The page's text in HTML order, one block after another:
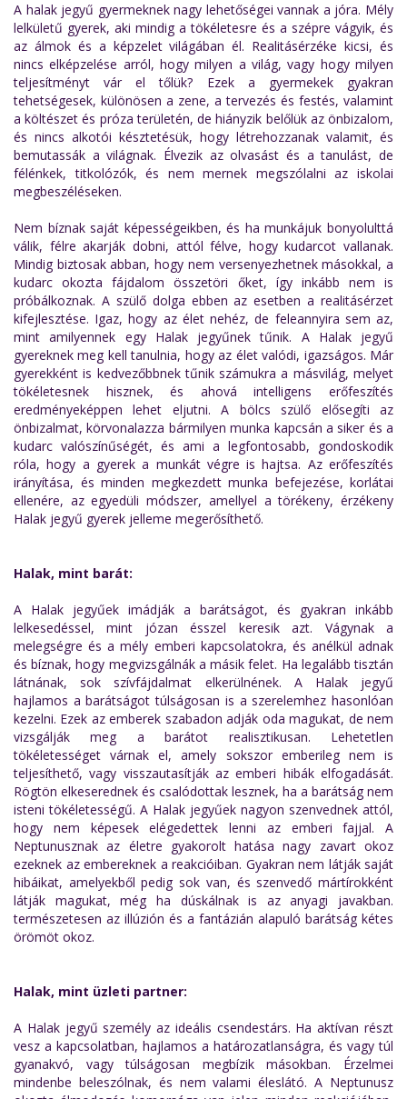
A halak jegyű gyermeknek nagy lehetőségei vannak a jóra. Mély
lelkületű gyerek, aki mindig a tökéletesre és a szépre vágyik, és
az álmok és a képzelet világában él. Realitásérzéke kicsi, és
nincs elképzelése arról, hogy milyen a világ, vagy hogy milyen
teljesítményt vár el tőlük? Ezek a gyermekek gyakran
tehetségesek, különösen a zene, a tervezés és festés, valamint
a költészet és próza területén, de hiányzik belőlük az önbizalom,
és nincs alkotói késztetésük, hogy létrehozzanak valamit, és
bemutassák a világnak. Élvezik az olvasást és a tanulást, de
félénkek, titkolózók, és nem mernek megszólalni az iskolai
megbeszéléseken.
Nem bíznak saját képességeikben, és ha munkájuk bonyolulttá
válik, félre akarják dobni, attól félve, hogy kudarcot vallanak.
Mindig biztosak abban, hogy nem versenyezhetnek másokkal, a
kudarc okozta fájdalom összetöri őket, így inkább nem is
próbálkoznak. A szülő dolga ebben az esetben a realitásérzet
kifejlesztése. Igaz, hogy az élet nehéz, de feleannyira sem az,
mint amilyennek egy Halak jegyűnek tűnik. A Halak jegyű
gyereknek meg kell tanulnia, hogy az élet valódi, igazságos. Már
gyerekként is kedvezőbbnek tűnik számukra a másvilág, melyet
tökéletesnek hisznek, és ahová intelligens erőfeszítés
eredményeképpen lehet eljutni. A bölcs szülő elősegíti az
önbizalmat, körvonalazza bármilyen munka kapcsán a siker és a
kudarc valószínűségét, és ami a legfontosabb, gondoskodik
róla, hogy a gyerek a munkát végre is hajtsa. Az erőfeszítés
irányítása, és minden megkezdett munka befejezése, korlátai
ellenére, az egyedüli módszer, amellyel a törékeny, érzékeny
Halak jegyű gyerek jelleme megerősíthető.
Halak, mint barát:
A Halak jegyűek imádják a barátságot, és gyakran inkább
lelkesedéssel, mint józan ésszel keresik azt. Vágynak a
melegségre és a mély emberi kapcsolatokra, és anélkül adnak
és bíznak, hogy megvizsgálnák a másik felet. Ha legalább tisztán
látnának, sok szívfájdalmat elkerülnének. A Halak jegyű
hajlamos a barátságot túlságosan is a szerelemhez hasonlóan
kezelni. Ezek az emberek szabadon adják oda magukat, de nem
vizsgálják meg a barátot realisztikusan. Lehetetlen
tökéletességet várnak el, amely sokszor emberileg nem is
teljesíthető, vagy visszautasítják az emberi hibák elfogadását.
Rögtön elkeserednek és csalódottak lesznek, ha a barátság nem
isteni tökéletességű. A Halak jegyűek nagyon szenvednek attól,
hogy nem képesek elégedettek lenni az emberi fajjal. A
Neptunusznak az életre gyakorolt hatása nagy zavart okoz
ezeknek az embereknek a reakcióiban. Gyakran nem látják saját
hibáikat, amelyekből pedig sok van, és szenvedő mártírokként
látják magukat, még ha dúskálnak is az anyagi javakban.
természetesen az illúzión és a fantázián alapuló barátság kétes
örömöt okoz.
Halak, mint üzleti partner:
A Halak jegyű személy az ideális csendestárs. Ha aktívan részt
vesz a kapcsolatban, hajlamos a határozatlanságra, és vagy túl
gyanakvó, vagy túlságosan megbízik másokban. Érzelmei
mindenbe beleszólnak, és nem valami éleslátó. A Neptunusz